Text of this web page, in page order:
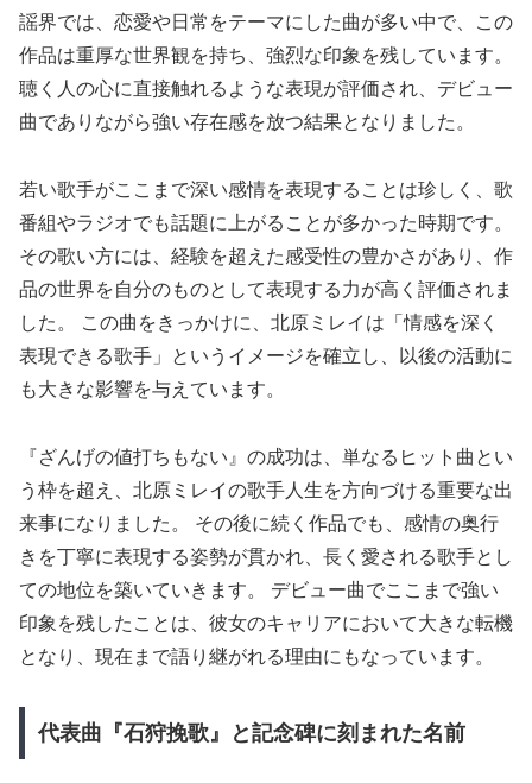
謡界では、恋愛や日常をテーマにした曲が多い中で、この
作品は重厚な世界観を持ち、強烈な印象を残しています。
聴く人の心に直接触れるような表現が評価され、デビュー
曲でありながら強い存在感を放つ結果となりました。
若い歌手がここまで深い感情を表現することは珍しく、歌
番組やラジオでも話題に上がることが多かった時期です。
その歌い方には、経験を超えた感受性の豊かさがあり、作
品の世界を自分のものとして表現する力が高く評価されま
した。 この曲をきっかけに、北原ミレイは「情感を深く
表現できる歌手」というイメージを確立し、以後の活動に
も大きな影響を与えています。
『ざんげの値打ちもない』の成功は、単なるヒット曲とい
う枠を超え、北原ミレイの歌手人生を方向づける重要な出
来事になりました。 その後に続く作品でも、感情の奥行
きを丁寧に表現する姿勢が貫かれ、長く愛される歌手とし
ての地位を築いていきます。 デビュー曲でここまで強い
印象を残したことは、彼女のキャリアにおいて大きな転機
となり、現在まで語り継がれる理由にもなっています。
代表曲『石狩挽歌』と記念碑に刻まれた名前